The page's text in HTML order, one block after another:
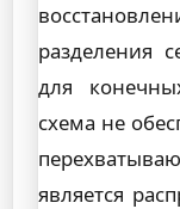
разделения
для
схема не
является